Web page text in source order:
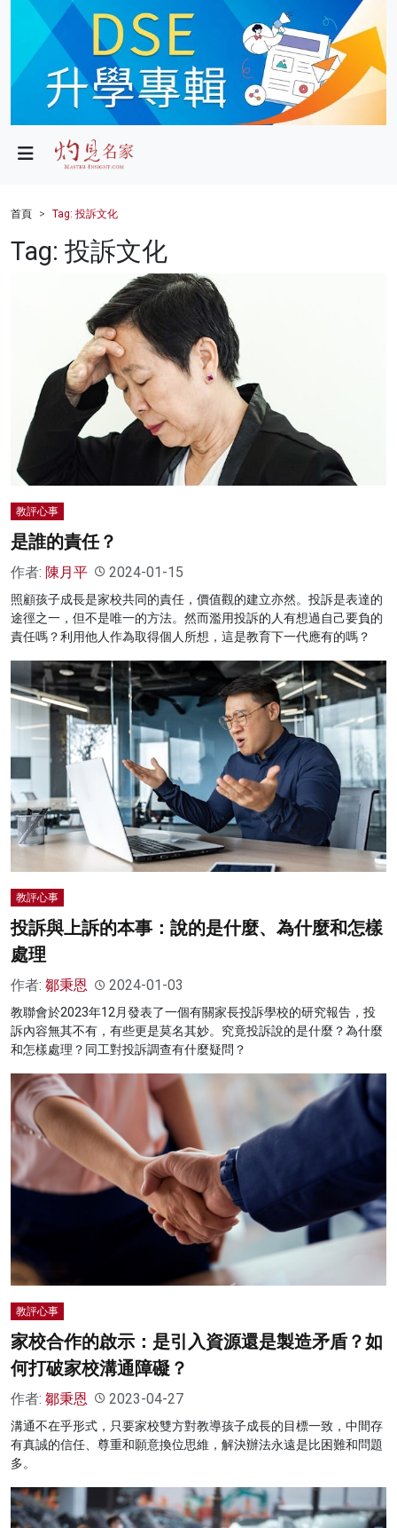
政局
財經
影片
名家榜
首頁 Tag: 投訴文化
Tag: 投訴文化
教評心事
是誰的責任？
作者: 陳月平 2024-01-15
照顧孩子成長是家校共同的責任，價值觀的建立亦然。投訴是表達的
途徑之一，但不是唯一的方法。然而濫用投訴的人有想過自己要負的
責任嗎？利用他人作為取得個人所想，這是教育下一代應有的嗎？
教評心事
投訴與上訴的本事：說的是什麼、為什麼和怎樣
處理
作者: 鄒秉恩 2024-01-03
教聯會於2023年12月發表了一個有關家長投訴學校的研究報告，投
訴內容無其不有，有些更是莫名其妙。究竟投訴說的是什麼？為什麼
和怎樣處理？同工對投訴調查有什麼疑問？
教評心事
家校合作的啟示：是引入資源還是製造矛盾？如
何打破家校溝通障礙？
作者: 鄒秉恩 2023-04-27
溝通不在乎形式，只要家校雙方對教導孩子成長的目標一致，中間存
有真誠的信任、尊重和願意換位思維，解決辦法永遠是比困難和問題
多。